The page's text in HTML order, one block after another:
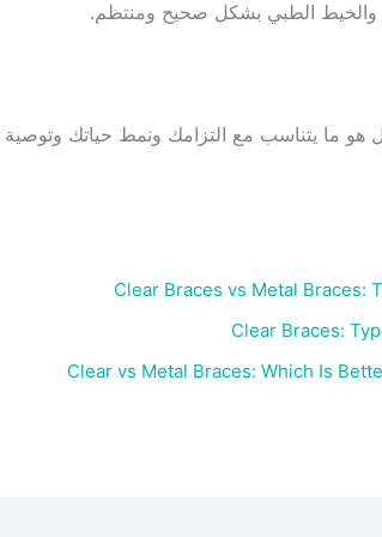
والخيط الطبي بشكل صحيح ومنتظم.
هو ما يتناسب مع التزامك ونمط حياتك
Clear Braces vs Metal Braces:
Clear Braces:
Clear vs Metal Braces: Which Is